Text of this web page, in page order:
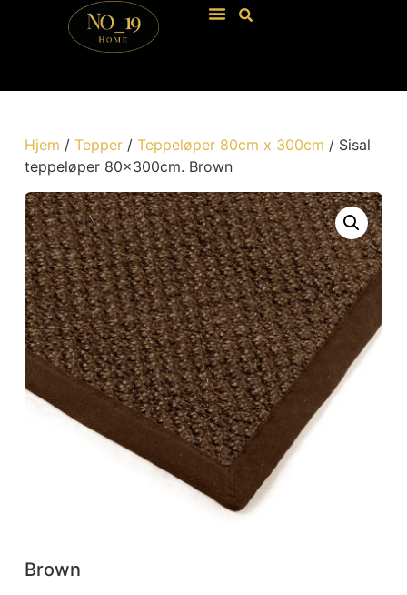
Hjem / Tepper/ Teppeløper 80cm x 300cm / Sisal
teppeløper 80x300cm. Brown
Brown